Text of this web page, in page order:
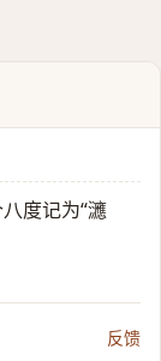
度记为“㶝
反馈